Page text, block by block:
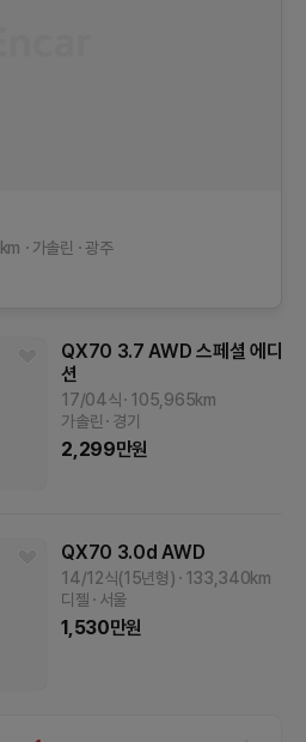
km 가솔린 광주
QX70 3.7 AWD 스페셜 에디
션
17/04식 105,965km
가솔린
경기
2,299만원
QX70 3.0d AWD
14/12식(15년형) 133,340km
디젤
서울
1,530만원